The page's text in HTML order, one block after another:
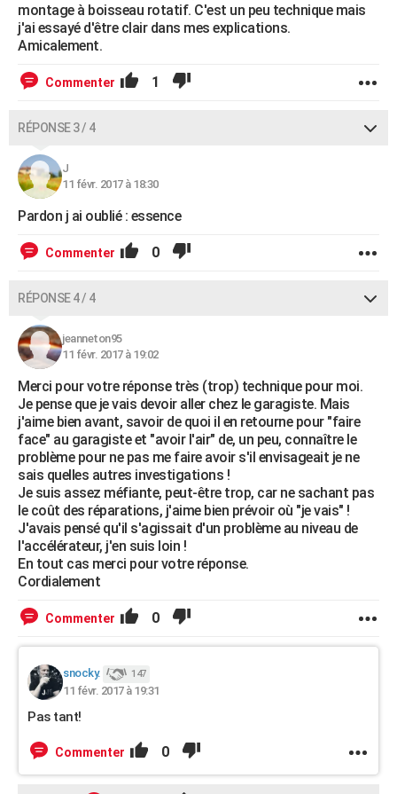
montage à boisseau rotatif. C'est un peu technique mais
j'ai essayé d'être clair dans mes explications.
Amicalement.
Commenter 1
RÉPONSE 3 / 4
J
11 févr. 2017 à 18:30
Pardon j ai oublié : essence
Commenter 0
RÉPONSE 4 / 4
jeanneton95
11 févr. 2017 à 19:02
Merci pour votre réponse très (trop) technique pour moi.
Je pense que je vais devoir aller chez le garagiste. Mais
j'aime bien avant, savoir de quoi il en retourne pour "faire
face" au garagiste et "avoir l'air" de, un peu, connaître le
problème pour ne pas me faire avoir s'il envisageait je ne
sais quelles autres investigations !
Je suis assez méfiante, peut-être trop, car ne sachant pas
le coût des réparations, j'aime bien prévoir où "je vais" !
J'avais pensé qu'il s'agissait d'un problème au niveau de
l'accélérateur, j'en suis loin !
En tout cas merci pour votre réponse.
Cordialement
Commenter 0
snocky. 147
11 févr. 2017 à 19:31
Pas tant!
Commenter 0